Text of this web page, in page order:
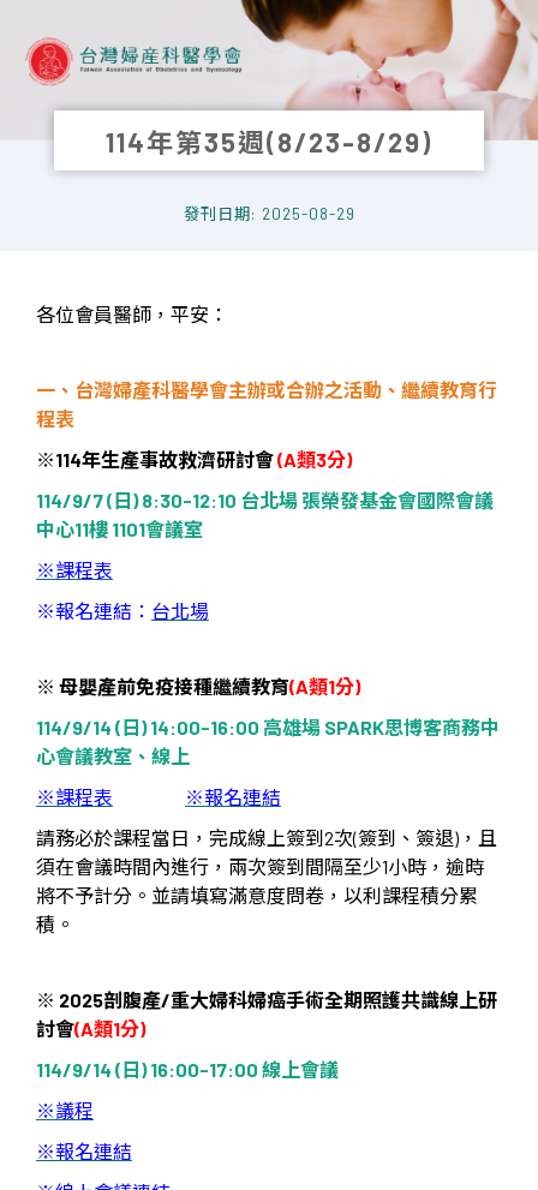
114年第35週(8/23-8/29)
發刊日期: 2025-08-29
各位會員醫師，平安：
一、台灣婦產科醫學會主辦或合辦之活動、繼續教育行
程表
※114年生產事故救濟研討會(A類3分)
114/9/7 (日) 8:30-12:10 台北場 張榮發基金會國際會議
中心11樓 1101會議室
※課程表
※報名連結： 台北場
※ 母嬰產前免疫接種繼續教育(A類1分)
114/9/14 (日) 14:00-16:00 高雄場 SPARK思博客商務中
心會議教室、線上
※課程表 ※報名連結
請務必於課程當日，完成線上簽到2次(簽到、簽退) ，且
須在會議時間內進行，兩次簽到間隔至少1小時，逾時
將不予計分。並請填寫滿意度問卷，以利課程積分累
積。
※ 2025剖腹產/重大婦科婦癌手術全期照護共識線上研
討會(A類1分)
114/9/14 (日) 16:00-17:00 線上會議
※議程
※報名連結